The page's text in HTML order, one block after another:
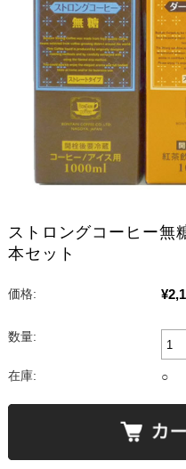
ストロングコーヒー無
本セット
価格:
数量:
在庫: ○